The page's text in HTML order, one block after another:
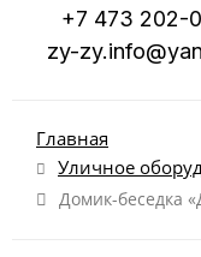
+7 473 202-
zy-
Главная
Уличное
Домик-беседка